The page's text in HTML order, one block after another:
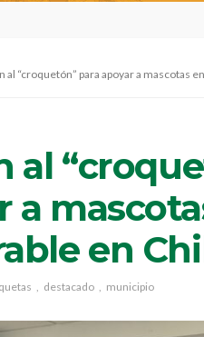
al “croquetón” para apoyar a mascotas en
al
a
en
destacado municipio